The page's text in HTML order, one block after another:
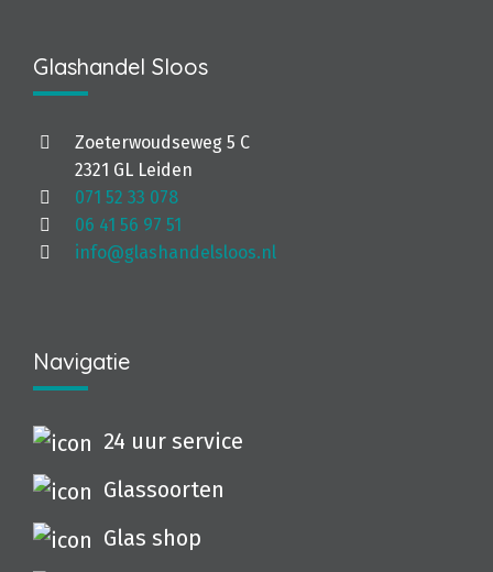
Glashandel Sloos
Zoeterwoudseweg 5 C
2321 GL Leiden
071 52 33 078
06 41 56 97 51
info@glashandelsloos.nl
Navigatie
24 uur service
Glassoorten
Glas shop